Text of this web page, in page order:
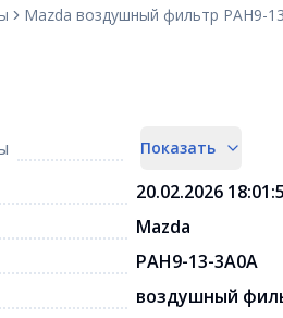
Mazda воздушный фильтр PAH9-
Показать
20.02.2026
Mazda
PAH9-13-3A0A
воздушный